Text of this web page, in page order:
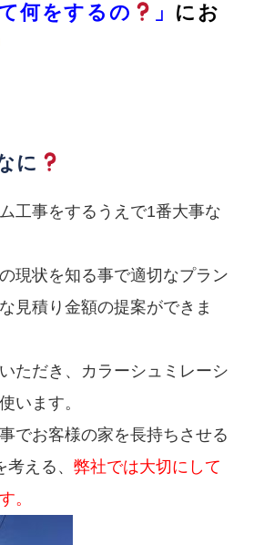
何をするの
」 にお
に
工事をするうえで1番大事な
現状を知る事で適切なプラン
見積り金額の提案ができま
ただき、カラーシュミレーシ
います。
でお客様の家を長持ちさせる
える、 弊社では大切にして
。